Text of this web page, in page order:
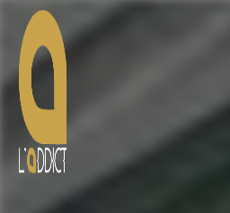
Panneau de gestion des cookies